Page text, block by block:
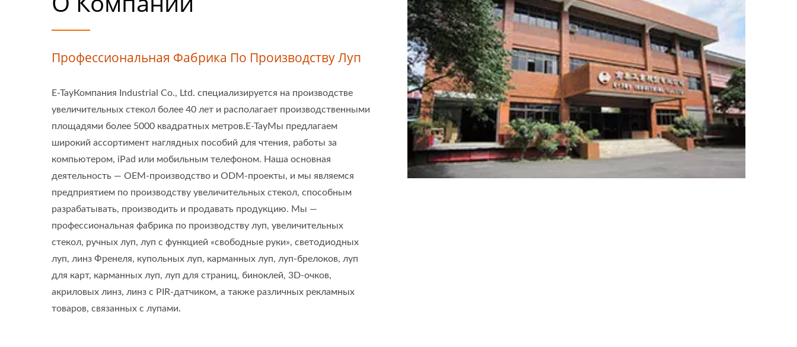
Профессиональная Фабрика По Производству Луп
E-TayКомпания Industrial Co., Ltd. специализируется на производстве
увеличительных стекол более 40 лет и располагает производственными
площадями более 5000 квадратных метров.E-TayМы предлагаем
широкий ассортимент наглядных пособий для чтения, работы за
компьютером, iPad или мобильным телефоном. Наша основная
деятельность — OEM-производство и ODM-проекты, и мы являемся
предприятием по производству увеличительных стекол, способным
разрабатывать, производить и продавать продукцию. Мы —
профессиональная фабрика по производству луп, увеличительных
стекол, ручных луп, луп с функцией «свободные руки», светодиодных
луп, линз Френеля, купольных луп, карманных луп, луп-брелоков, луп
для карт, карманных луп, луп для страниц, биноклей, 3D-очков,
акриловых линз, линз с PIR-датчиком, а также различных рекламных
товаров, связанных с лупами.